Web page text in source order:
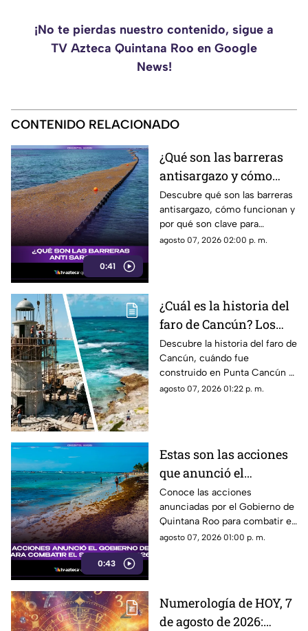
¡No te pierdas nuestro contenido, sigue a
TV Azteca Quintana Roo en Google
News!
CONTENIDO RELACIONADO
0:41
¿Qué son las barreras
antisargazo y cómo
ayudan a proteger las
playas de Quintana
Roo?
Descubre qué son las barreras
antisargazo, cómo funcionan y
por qué son clave para
proteger las playas de
agosto 07, 2026 02:00 p. m.
¿Cuál es la historia del
faro de Cancún? Los
detalles sobre el origen
del icónico lugar en la
Zona Hotelera
Descubre la historia del faro de
Cancún, cuándo fue
construido en Punta Cancún y
por qué. Conoce su origen,
agosto 07, 2026 01:22 p. m.
0:43
Estas son las acciones
que anunció el
Gobierno de Quintana
Roo para combatir el
sargazo en 2026
Conoce las acciones
anunciadas por el Gobierno de
Quintana Roo para combatir el
sargazo y mantener limpias las
agosto 07, 2026 01:00 p. m.
Numerología de HOY, 7
de agosto de 2026: